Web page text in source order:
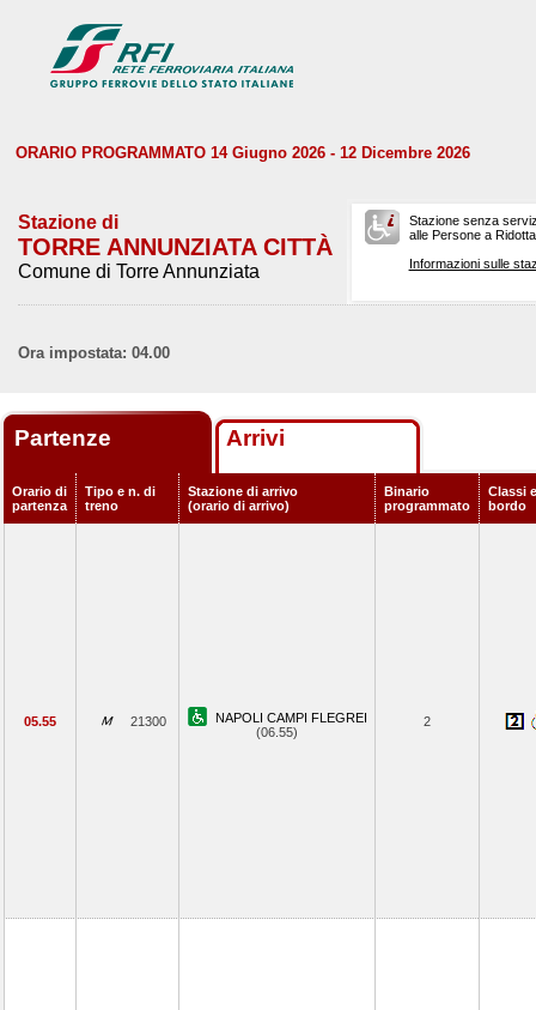
ORARIO PROGRAMMATO 14 Giugno 2026 - 12 Dicembre 2026
Stazione di
TORRE ANNUNZIATA CITTÀ
Comune di Torre Annunziata
Stazione senza
alle Persone a
Informazioni sulle
Ora impostata: 04.00
Partenze Arrivi
Orario di
partenza
Tipo e n. di
treno
Stazione di arrivo
(orario di arrivo)
Binario
programmato
Classi
bordo
05.55 21300
NAPOLI CAMPI FLEGREI
(06.55)
2